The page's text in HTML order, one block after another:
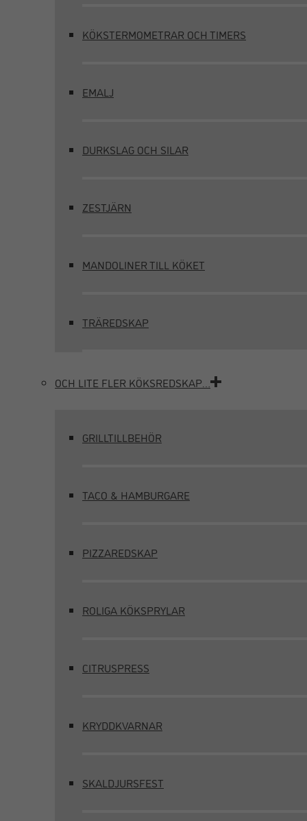
KÖKSTERMOMETRAR OCH TIMERS
EMALJ
DURKSLAG OCH SILAR
ZESTJÄRN
MANDOLINER TILL KÖKET
TRÄREDSKAP
OCH LITE FLER KÖKSREDSKAP…
GRILLTILLBEHÖR
TACO & HAMBURGARE
PIZZAREDSKAP
ROLIGA KÖKSPRYLAR
CITRUSPRESS
KRYDDKVARNAR
SKALDJURSFEST